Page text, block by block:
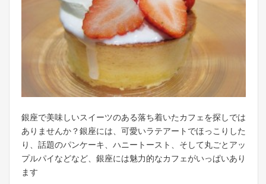
銀座で美味しいスイーツのある落ち着いたカフェを探しでは
ありませんか？銀座には、可愛いラテアートでほっこりした
り、話題のパンケーキ、ハニートースト、そして丸ごとアッ
プルパイなどなど、銀座には魅力的なカフェがいっぱいあり
ます